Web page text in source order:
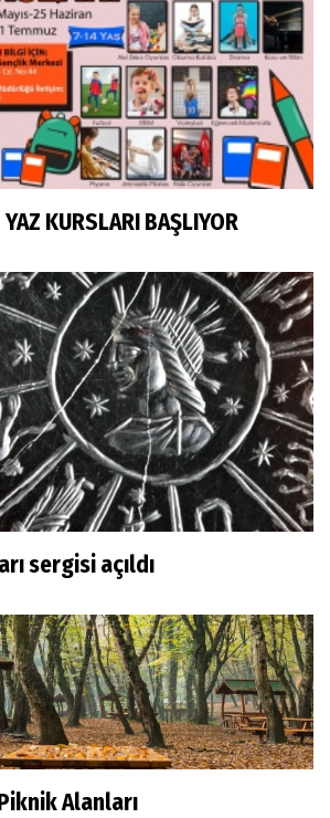
KURSLARI BAŞLIYOR
sergisi açıldı
Alanları